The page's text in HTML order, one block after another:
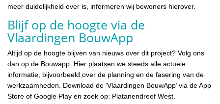
meer duidelijkheid over is, informeren wij bewoners hierover.
Blijf op de hoogte via de
Vlaardingen BouwApp
Altijd op de hoogte blijven van nieuws over dit project? Volg ons
dan op de Bouwapp. Hier plaatsen we steeds alle actuele
informatie, bijvoorbeeld over de planning en de fasering van de
werkzaamheden. Download de ‘Vlaardingen BouwApp’ via de App
Store of Google Play en zoek op: Platanendreef West.